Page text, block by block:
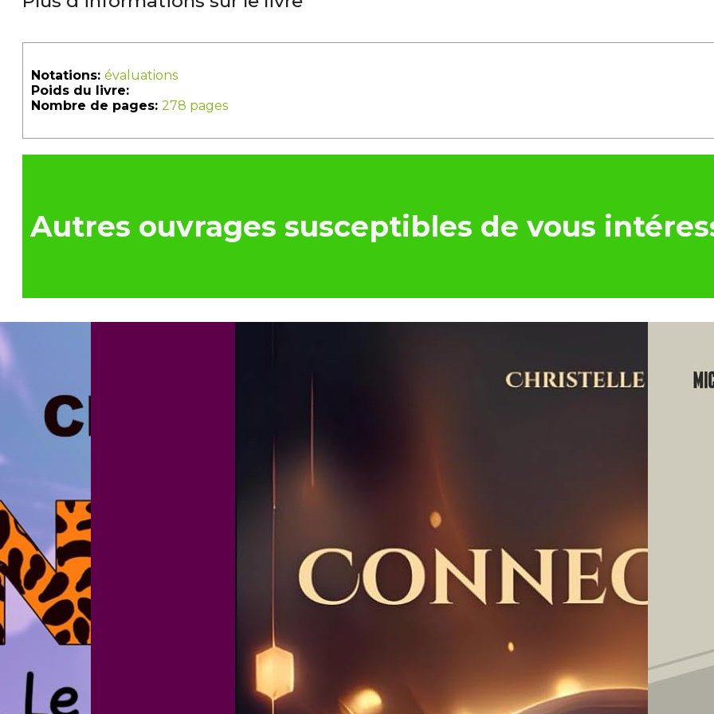
Notations: évaluations
Poids du livre:
Nombre de pages: 278 pages
Autres ouvrages susceptibles de vous